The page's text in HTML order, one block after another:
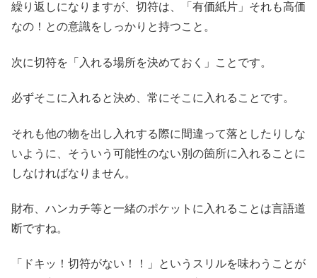
繰り返しになりますが、切符は、「有価紙片」それも高価
なの！との意識をしっかりと持つこと。
次に切符を「入れる場所を決めておく」ことです。
必ずそこに入れると決め、常にそこに入れることです。
それも他の物を出し入れする際に間違って落としたりしな
いように、そういう可能性のない別の箇所に入れることに
しなければなりません。
財布、ハンカチ等と一緒のポケットに入れることは言語道
断ですね。
「ドキッ！切符がない！！」というスリルを味わうことが